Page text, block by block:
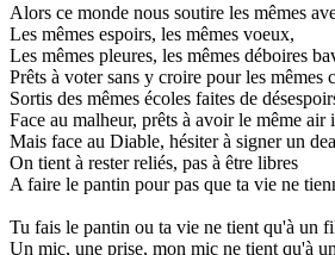
Alors ce monde nous soutire les mêmes
Les mêmes espoirs, les mêmes voeux,
Les mêmes pleures, les mêmes déboires
Prêts à voter sans y croire pour les mêmes
Sortis des mêmes écoles faites de
Face au malheur, prêts à avoir le même air
Mais face au Diable, hésiter à signer un
On tient à rester reliés, pas à être libres
A faire le pantin pour pas que ta vie ne
Tu fais le pantin ou ta vie ne tient qu'à un
Un mic, une prise, mon mic ne tient qu'à